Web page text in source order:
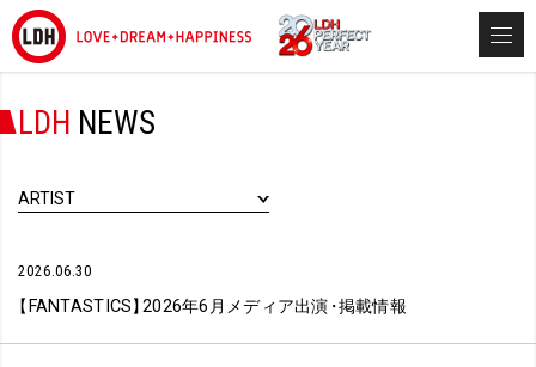
LDH NEWS
ARTIST
2026.06.30
【 FANTASTICS】2026年6月メディア出演・掲載情報